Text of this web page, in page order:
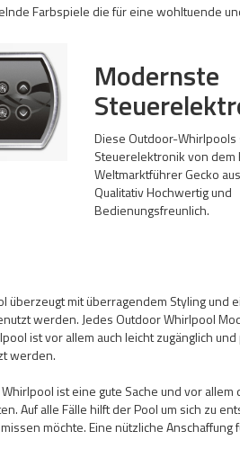
Farbspiele die für eine wohltuende
Modernste
Diese Outdoor-Whirlpools
Steuerelektronik von dem
Weltmarktführer Gecko
Qualitativ Hochwertig und
Bedienungsfreunlich.
überzeugt mit überragendem Styling
werden. Jedes Outdoor Whirlpool
ist vor allem auch leicht zugänglich
werden.
ist eine gute Sache und vor
Auf alle Fälle hilft der Pool um sich zu
möchte. Eine nützliche Anschaffung